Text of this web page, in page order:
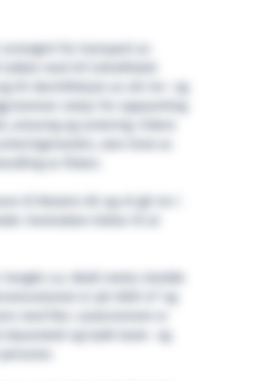
for transport av
UV desinfeksjon av alt inn- og
kommer utstyr for oppsamling
uten bruk av
til Rostein AS og vil gå inn i
Kontrakten bidrar til at
o.a. 86,65 meter, bredde
er på 4500 m
og trykk laste- og